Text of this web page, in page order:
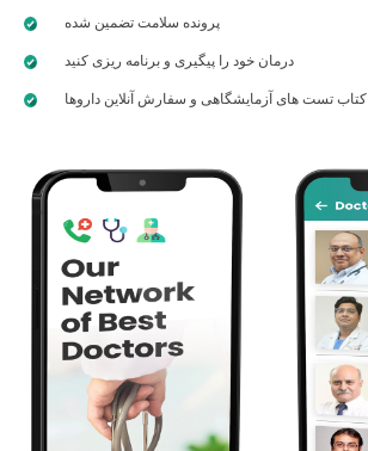
پرونده سلامت تضمین شده
درمان خود را پیگیری و برنامه ریزی کنید
کتاب تست های آزمایشگاهی و سفارش آنلاین داروها